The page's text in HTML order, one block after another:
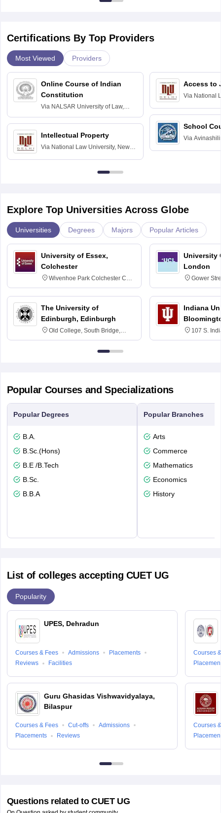
Certifications By Top Providers
Most Viewed Providers
Online Course of Indian
Constitution
Via NALSAR University of Law,
Hyderabad
Intellectual Property
Via National Law University, New
Access to
Via National
School
Via
Explore Top Universities Across Globe
Universities Degrees Majors Popular Articles
University of Essex,
Colchester
Wivenhoe Park Colchester CO4
3SQ
The University of
Edinburgh, Edinburgh
Old College, South Bridge,
Edinburgh, Post Code EH8 9YL
University
London
Gower
6BT
Indiana
107 S.
Popular Courses and Specializations
Popular Degrees
B.A.
B.Sc.(Hons)
B.E /B.Tech
B.Sc.
B.B.A
Popular Branches
Arts
Commerce
Mathematics
Economics
History
List of colleges accepting CUET UG
Popularity
UPES, Dehradun
Courses & Fees Admissions
Placements
Reviews
Facilities
Guru Ghasidas Vishwavidyalaya,
Bilaspur
Courses & Fees Cut-offs
Admissions
Placements
Reviews
Courses
Courses
Questions related to CUET UG